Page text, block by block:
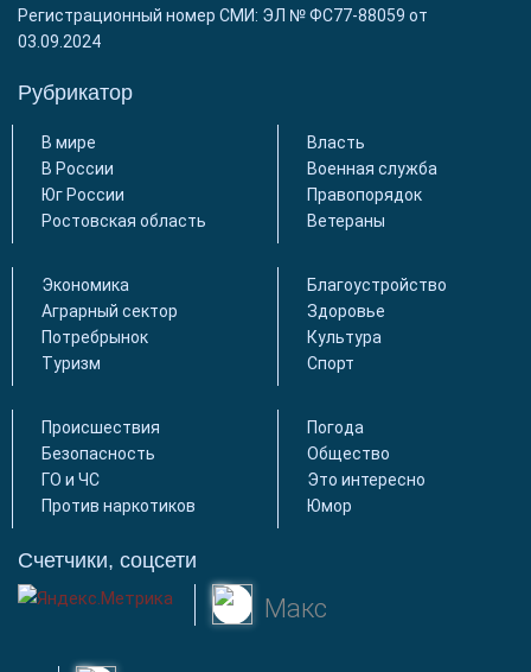
Регистрационный номер СМИ: ЭЛ № ФС77-88059 от
03.09.2024
Рубрикатор
В мире
В России
Юг России
Ростовская область
Власть
Военная служба
Правопорядок
Ветераны
Экономика
Аграрный сектор
Потребрынок
Туризм
Благоустройство
Здоровье
Культура
Спорт
Происшествия
Безопасность
ГО и ЧС
Против наркотиков
Погода
Общество
Это интересно
Юмор
Счетчики, соцсети
Макс